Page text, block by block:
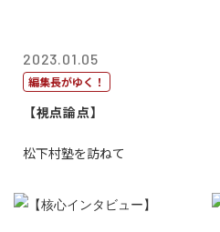
2023.01.05
編集長がゆく！
【視点論点】
松下村塾を訪ねて